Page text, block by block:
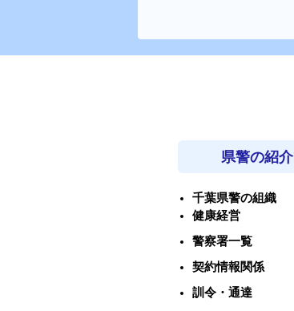
県警の紹介
千葉県警の組織
健康経営
警察署一覧
契約情報関係
訓令・通達